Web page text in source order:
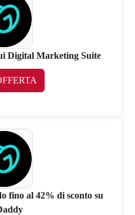
Digital Marketing Suite
fino al 42% di sconto su